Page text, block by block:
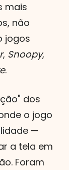
mais
não
jogos
, Snoopy,
.
dos
o jogo
—
a tela em
Foram